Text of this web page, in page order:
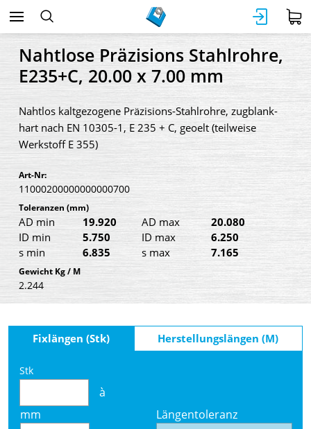
Nahtlose Präzisions Stahlrohre,
E235+C, 20.00 x 7.00 mm
Nahtlos kaltgezogene Präzisions-Stahlrohre, zugblank-
hart nach EN 10305-1, E 235 + C, geoelt (teilweise
Werkstoff E 355)
Art-Nr:
11000200000000000700
Toleranzen (mm)
AD min 19.920 AD max
20.080
ID min
5.750 ID max
6.250
s min
6.835 s max 7.165
Gewicht Kg / M
2.244
Fixlängen (Stk) Herstellungslängen (M)
Stk
à
mm
Längentoleranz